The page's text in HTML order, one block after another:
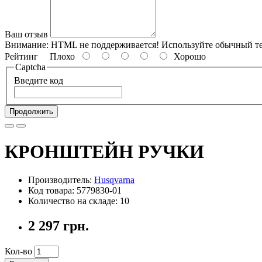
Ваш отзыв
Внимание: HTML не поддерживается! Используйте обычный
Рейтинг Плохо
Хорошо
Captcha
Введите код
Продолжить
КРОНШТЕЙН РУЧКИ
Производитель: Husqvarna
Код товара: 5779830-01
Количество на складе: 10
2 297 грн.
Кол-во